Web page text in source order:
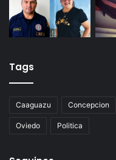
Tags
Caaguazu Concepcion
Oviedo Politica